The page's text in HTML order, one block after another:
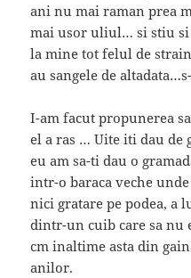
ani nu mai raman prea
mai usor uliul… si stiu si
la mine tot felul de
au sangele de
I-am facut propunerea
el a ras … Uite iti dau de
eu am sa-ti dau o
intr-o baraca veche
nici gratare pe podea, a
dintr-un cuib care sa nu
cm inaltime asta din
anilor.